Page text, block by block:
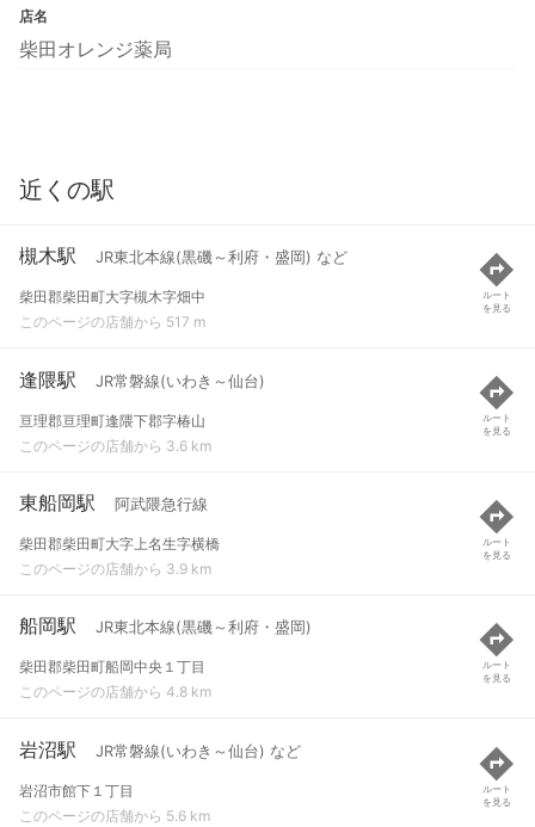
店名
柴田オレンジ薬局
近くの駅
槻木駅 JR東北本線(黒磯～利府・盛岡) など
柴田郡柴田町大字槻木字畑中
このページの店舗から 517 m
ルート
を見る
逢隈駅 JR常磐線(いわき～仙台)
亘理郡亘理町逢隈下郡字椿山
このページの店舗から 3.6 km
ルート
を見る
東船岡駅 阿武隈急行線
柴田郡柴田町大字上名生字横橋
このページの店舗から 3.9 km
ルート
を見る
船岡駅 JR東北本線(黒磯～利府・盛岡)
柴田郡柴田町船岡中央１丁目
このページの店舗から 4.8 km
ルート
を見る
岩沼駅 JR常磐線(いわき～仙台) など
岩沼市館下１丁目
このページの店舗から 5.6 km
ルート
を見る